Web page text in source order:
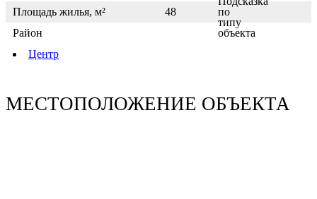
Площадь жилья, м²
48
Район
Центр
МЕСТОПОЛОЖЕНИЕ ОБЪЕКТА